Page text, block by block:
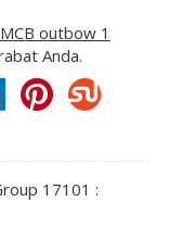
outbow 1
Anda.
17101 :